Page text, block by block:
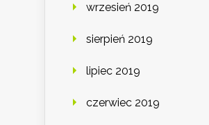
wrzesień 2019
sierpień 2019
lipiec 2019
czerwiec 2019